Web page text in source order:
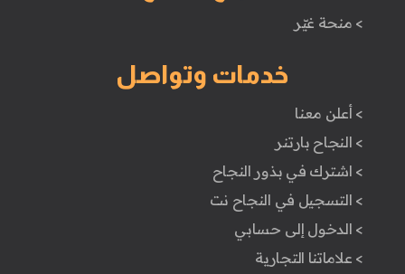
> منحة غيّر
خدمات وتواصل
> أعلن معنا
> النجاح بارتنر
> اشترك في بذور النجاح
> التسجيل في النجاح نت
> الدخول إلى حسابي
> علاماتنا التجارية